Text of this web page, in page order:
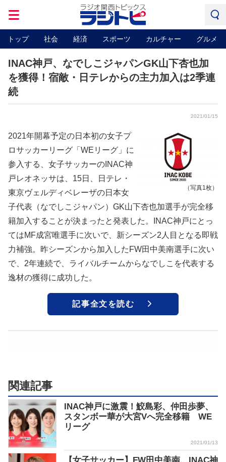
トップ 社会 経済 スポーツ カルチャー グルメ
INAC神戸、なでしこジャパンGK山下杏也加
を獲得！宿敵・日テレからの主力加入は2季連
続
2021/01/15
（写真1枚）
2021年開幕予定の日本初の女子プ
ロサッカーリーグ「WEリーグ」に
参入する、女子サッカーのINAC神
戸レオネッサは、15日、日テレ・
東京ヴェルディベレーザの日本女
子代表（なでしこジャパン）GK山下杏也加選手が完全移
籍加入することが決まったと発表した。INAC神戸にとっ
てはMF成宮唯選手に次いで、新シーズン2人目となる即戦
力補強。昨シーズンから加入したFW田中美南選手に次い
で、2年連続で、ライバルチームからなでしこを代表する
逸材の獲得に成功した。
記事全文を読む
関連記事
INAC神戸に激震！鮫島彩、仲田歩夢、
スタンボー華が大宮Vへ完全移籍 WE
リーグ
2021/01/13